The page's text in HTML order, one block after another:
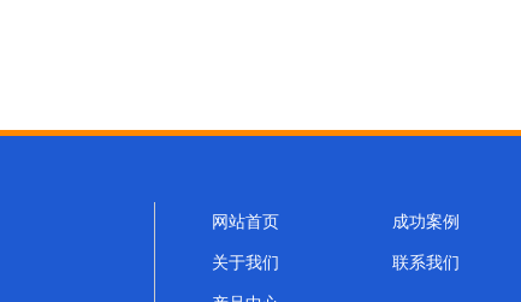
网站首页
关于我们
成功案例
联系我们